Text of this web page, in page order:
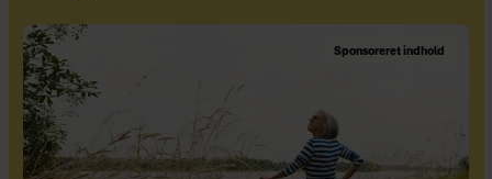
Sponsoreret indhold